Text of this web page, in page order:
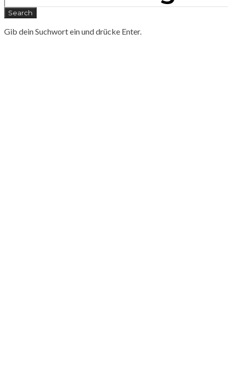
Search
Gib dein Suchwort ein und drücke Enter.